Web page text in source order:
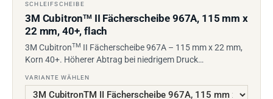
SCHLEIFSCHEIBE
3M CubitronTMII Fächerscheibe 967A, 115 mm x
22 mm, 40+, flach
3M CubitronTM II Fächerscheibe 967A – 115 mm x 22 mm,
Korn 40+. Höherer Abtrag bei niedrigem Druck…
VARIANTE WÄHLEN